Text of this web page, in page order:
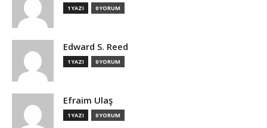
1 YAZI 0 YORUM
Edward S. Reed
1 YAZI 0 YORUM
Efraim Ulaş
1 YAZI 0 YORUM